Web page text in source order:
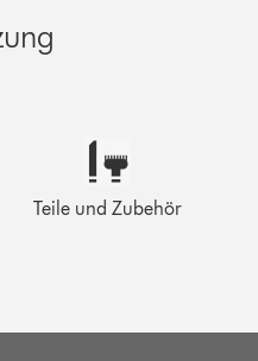
Teile und Zubehör